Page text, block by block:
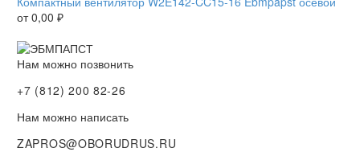
от0,00 ₽
Нам можно позвонить
+7 (812) 200 82-26
Нам можно написать
ZAPROS@OBORUDRUS.RU